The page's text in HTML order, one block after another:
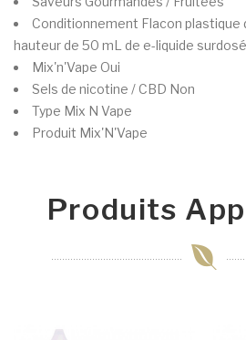
Conditionnement Flacon plastique
hauteur de 50 mL de e-liquide
Mix'n'Vape Oui
Sels de nicotine / CBD Non
Type Mix N Vape
Produit Mix'N'Vape
Produits